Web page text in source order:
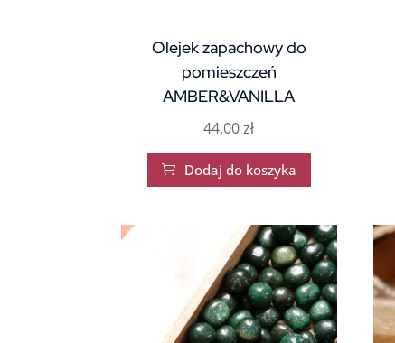
Olejek zapachowy do
pomieszczeń
AMBER&VANILLA
44,00zł
 Dodaj do koszyka